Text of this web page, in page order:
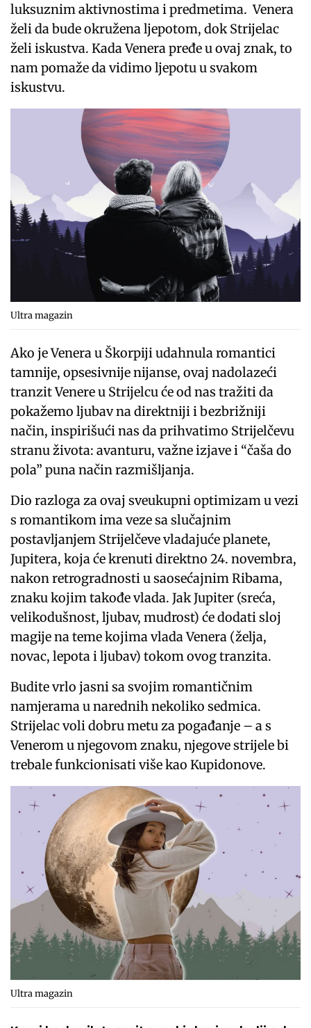
luksuznim aktivnostima i predmetima. Venera
želi da bude okružena ljepotom, dok Strijelac
želi iskustva. Kada Venera pređe u ovaj znak, to
nam pomaže da vidimo ljepotu u svakom
iskustvu.
Ultra magazin
Ako je Venera u Škorpiji udahnula romantici
tamnije, opsesivnije nijanse, ovaj nadolazeći
tranzit Venere u Strijelcu će od nas tražiti da
pokažemo ljubav na direktniji i bezbrižniji
način, inspirišući nas da prihvatimo Strijelčevu
stranu života: avanturu, važne izjave i “čaša do
pola” puna način razmišljanja.
Dio razloga za ovaj sveukupni optimizam u vezi
s romantikom ima veze sa slučajnim
postavljanjem Strijelčeve vladajuće planete,
Jupitera, koja će krenuti direktno 24. novembra,
nakon retrogradnosti u saosećajnim Ribama,
znaku kojim takođe vlada. Jak Jupiter (sreća,
velikodušnost, ljubav, mudrost) će dodati sloj
magije na teme kojima vlada Venera (želja,
novac, lepota i ljubav) tokom ovog tranzita.
Budite vrlo jasni sa svojim romantičnim
namjerama u narednih nekoliko sedmica.
Strijelac voli dobru metu za pogađanje – a s
Venerom u njegovom znaku, njegove strijele bi
trebale funkcionisati više kao Kupidonove.
Ultra magazin